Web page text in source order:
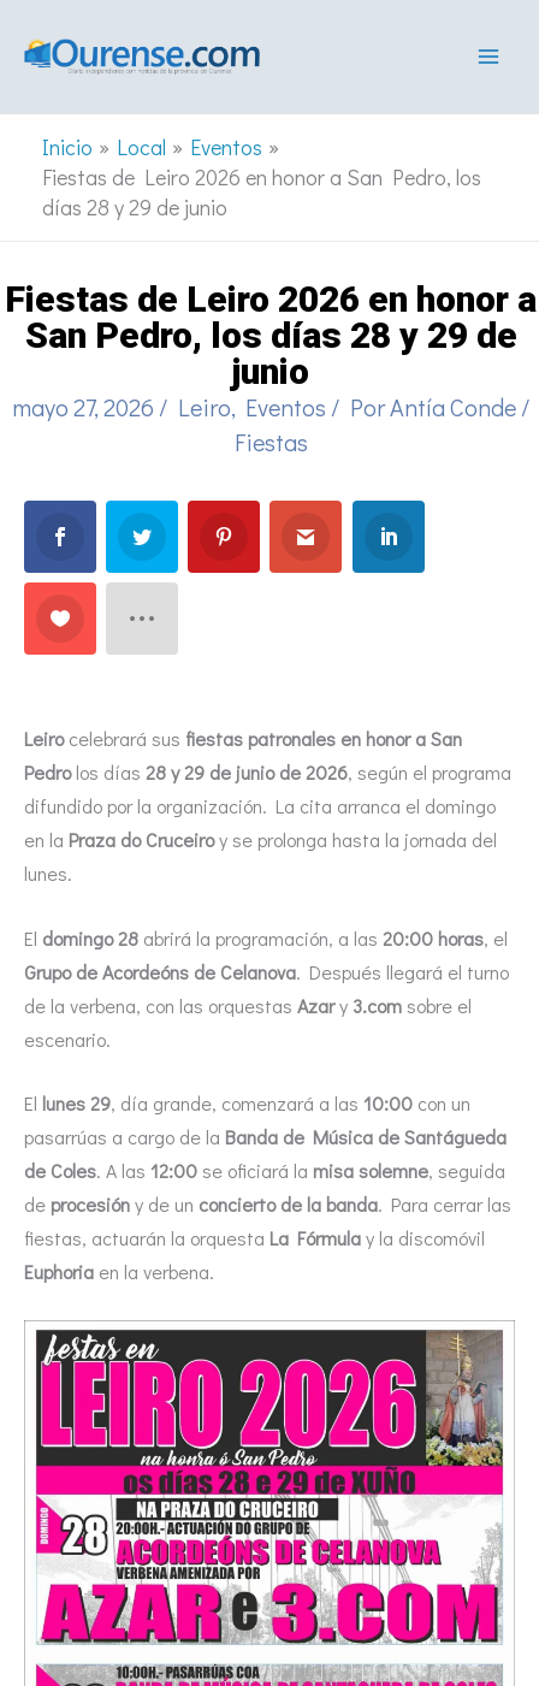
Inicio Local
Eventos
Fiestas de Leiro 2026 en honor a San Pedro, los
días 28 y 29 de junio
Fiestas de Leiro 2026 en honor a
San Pedro, los días 28 y 29 de
junio
mayo 27, 2026 / Leiro, Eventos / PorAntía Conde/
Fiestas
Leirocelebrará sus fiestas patronales en honor a San
Pedrolos días 28 y 29 de junio de 2026, según el programa
difundido por la organización. La cita arranca el domingo
en la Praza do Cruceiroy se prolonga hasta la jornada del
lunes.
El domingo 28 abrirá la programación, a las 20:00 horas, el
Grupo de Acordeóns de Celanova. Después llegará el turno
de la verbena, con las orquestas Azary 3.comsobre el
escenario.
El lunes 29, día grande, comenzará a las 10:00 con un
pasarrúas a cargo de la Banda de Música de Santágueda
de Coles. A las 12:00se oficiará la misa solemne, seguida
de procesióny de un concierto de la banda. Para cerrar las
fiestas, actuarán la orquesta La Fórmulay la discomóvil
Euphoria en la verbena.